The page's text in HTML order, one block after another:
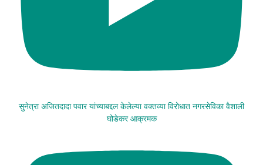
सुनेत्रा अजितदादा पवार यांच्याबद्दल केलेल्या वक्तव्या विरोधात नगरसेविका वैशाली
घोडेकर आक्रमक